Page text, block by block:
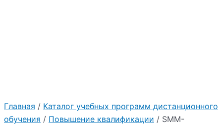
Главная / Каталог учебных программ дистанционного
обучения / Повышение квалификации / SMM-